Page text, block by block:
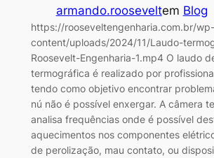
armando.rooseveltem Blog
https://rooseveltengenharia.com.br/wp-
content/uploads/2024/11/Laudo-
Roosevelt-Engenharia-1.mp4 O laudo
termográfica é realizado por
tendo como objetivo encontrar
nú não é possível enxergar. A câmera
analisa frequências onde é possível
aquecimentos nos componentes
de perolização, mau contato, ou